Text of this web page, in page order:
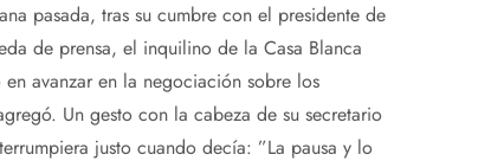
pasada, tras su cumbre con el presidente de
de prensa, el inquilino de la Casa Blanca
avanzar en la negociación sobre los
Un gesto con la cabeza de su secretario
justo cuando decía: ”La pausa y lo